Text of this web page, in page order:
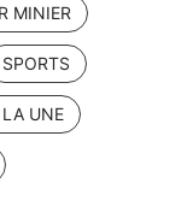
MINIER
SPORTS
UNE